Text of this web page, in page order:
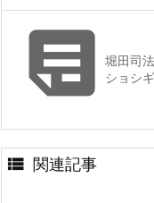
堀田司
ショシ
 関連記事